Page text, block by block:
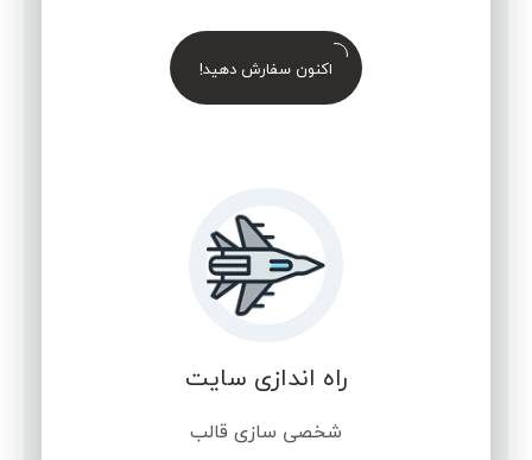
اکنون سفارش دهید!
راه اندازی سایت
شخصی سازی قالب